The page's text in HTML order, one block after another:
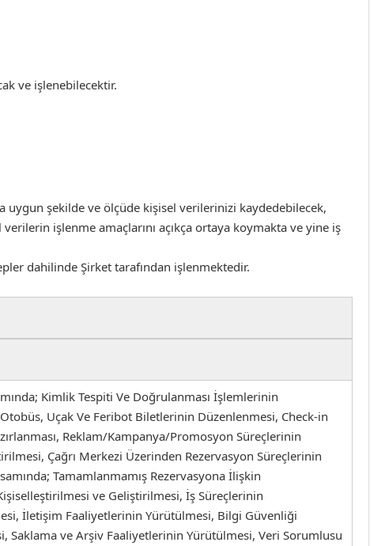
ve işlenebilecektir.
uygun şekilde ve ölçüde kişisel verilerinizi kaydedebilecek,
işlenme amaçlarını açıkça ortaya koymakta ve yine iş
dahilinde Şirket tarafından işlenmektedir.
Kimlik Tespiti Ve Doğrulanması İşlemlerinin
Uçak Ve Feribot Biletlerinin Düzenlenmesi, Check-in
Reklam/Kampanya/Promosyon Süreçlerinin
Çağrı Merkezi Üzerinden Rezervasyon Süreçlerinin
Tamamlanmamış Rezervasyona İlişkin
ve Geliştirilmesi, İş Süreçlerinin
İletişim Faaliyetlerinin Yürütülmesi, Bilgi Güvenliği
ve Arşiv Faaliyetlerinin Yürütülmesi, Veri Sorumlusu